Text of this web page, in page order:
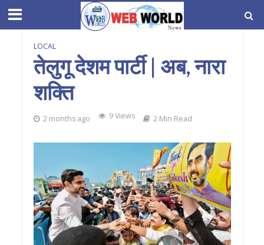
LOCAL
तेलुगू देशम पार्टी | अब, नारा
शक्ति
2 months ago 9 Views 2 Min Read